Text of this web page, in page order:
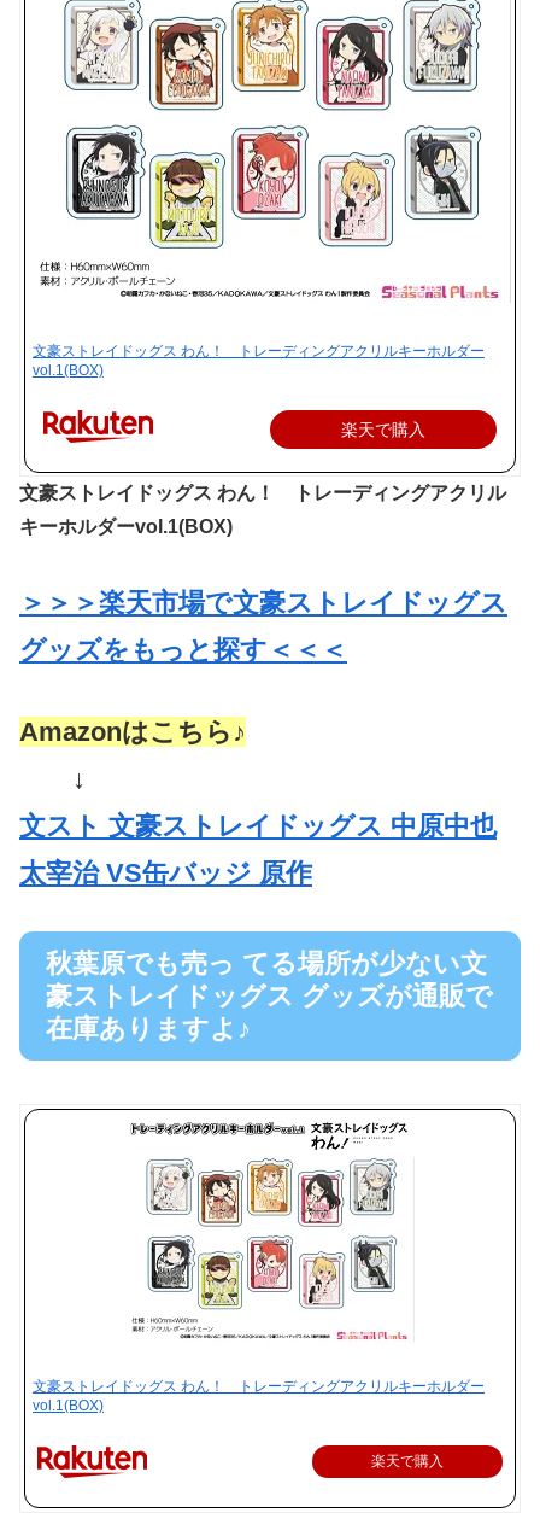
文豪ストレイドッグス わん！ トレーディングアクリルキーホルダー
vol.1(BOX)
楽天で購入
文豪ストレイドッグス わん！ トレーディングアクリル
キーホルダーvol.1(BOX)
＞＞＞楽天市場で文豪ストレイドッグス
グッズをもっと探す＜＜＜
Amazonはこちら♪
↓
文スト 文豪ストレイドッグス 中原中也
太宰治 VS缶バッジ 原作
秋葉原でも売っ てる場所が少ない文
豪ストレイドッグス グッズが通販で
在庫ありますよ♪
文豪ストレイドッグス わん！ トレーディングアクリルキーホルダー
vol.1(BOX)
楽天で購入